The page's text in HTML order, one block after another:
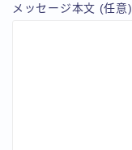
メッセージ本文 (任意)